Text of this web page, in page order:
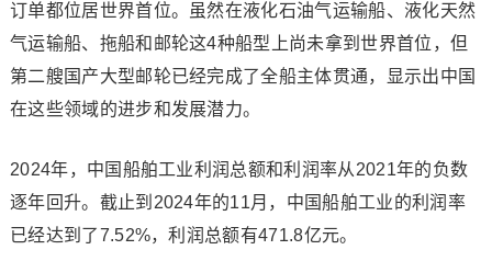
订单都位居世界首位。虽然在液化石油气运输船、液化天然
气运输船、拖船和邮轮这4种船型上尚未拿到世界首位，但
第二艘国产大型邮轮已经完成了全船主体贯通，显示出中国
在这些领域的进步和发展潜力。
2024年，中国船舶工业利润总额和利润率从2021年的负数
逐年回升。截止到2024年的11月，中国船舶工业的利润率
已经达到了7.52%，利润总额有471.8亿元。